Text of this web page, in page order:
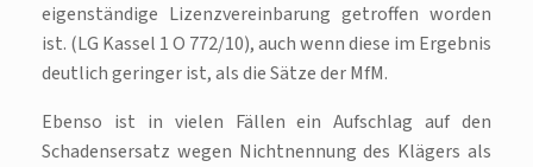
eigenständige Lizenzvereinbarung getroffen worden
ist. (LG Kassel 1 O 772/10), auch wenn diese im Ergebnis
deutlich geringer ist, als die Sätze der MfM.
Ebenso ist in vielen Fällen ein Aufschlag auf den
Schadensersatz wegen Nichtnennung des Klägers als